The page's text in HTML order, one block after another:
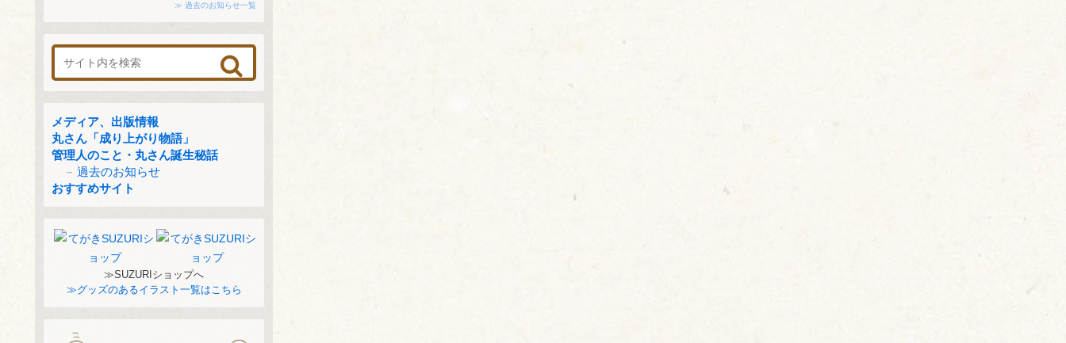
≫ 過去のお知らせ一覧
メディア、出版情報
丸さん「成り上がり物語」
管理人のこと・丸さん誕生秘話
過去のお知らせ
おすすめサイト
≫SUZURIショップへ
≫グッズのあるイラスト一覧はこちら